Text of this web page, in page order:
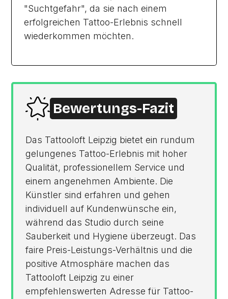
"Suchtgefahr", da sie nach einem
erfolgreichen Tattoo-Erlebnis schnell
wiederkommen möchten.
Bewertungs-Fazit
Das Tattooloft Leipzig bietet ein rundum
gelungenes Tattoo-Erlebnis mit hoher
Qualität, professionellem Service und
einem angenehmen Ambiente. Die
Künstler sind erfahren und gehen
individuell auf Kundenwünsche ein,
während das Studio durch seine
Sauberkeit und Hygiene überzeugt. Das
faire Preis-Leistungs-Verhältnis und die
positive Atmosphäre machen das
Tattooloft Leipzig zu einer
empfehlenswerten Adresse für Tattoo-